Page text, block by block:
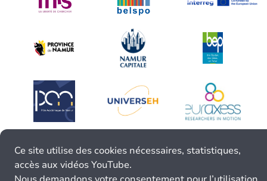
Ce site utilise des cookies nécessaires, statistiques,
accès aux vidéos YouTube.